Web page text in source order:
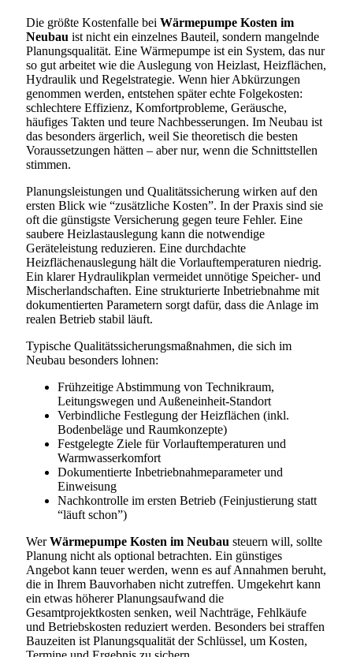
Die größte Kostenfalle bei Wärmepumpe Kosten im
Neubau ist nicht ein einzelnes Bauteil, sondern mangelnde
Planungsqualität. Eine Wärmepumpe ist ein System, das nur
so gut arbeitet wie die Auslegung von Heizlast, Heizflächen,
Hydraulik und Regelstrategie. Wenn hier Abkürzungen
genommen werden, entstehen später echte Folgekosten:
schlechtere Effizienz, Komfortprobleme, Geräusche,
häufiges Takten und teure Nachbesserungen. Im Neubau ist
das besonders ärgerlich, weil Sie theoretisch die besten
Voraussetzungen hätten – aber nur, wenn die Schnittstellen
stimmen.
Planungsleistungen und Qualitätssicherung wirken auf den
ersten Blick wie “zusätzliche Kosten”. In der Praxis sind sie
oft die günstigste Versicherung gegen teure Fehler. Eine
saubere Heizlastauslegung kann die notwendige
Geräteleistung reduzieren. Eine durchdachte
Heizflächenauslegung hält die Vorlauftemperaturen niedrig.
Ein klarer Hydraulikplan vermeidet unnötige Speicher- und
Mischerlandschaften. Eine strukturierte Inbetriebnahme mit
dokumentierten Parametern sorgt dafür, dass die Anlage im
realen Betrieb stabil läuft.
Typische Qualitätssicherungsmaßnahmen, die sich im
Neubau besonders lohnen:
Frühzeitige Abstimmung von Technikraum,
Leitungswegen und Außeneinheit-Standort
Verbindliche Festlegung der Heizflächen (inkl.
Bodenbeläge und Raumkonzepte)
Festgelegte Ziele für Vorlauftemperaturen und
Warmwasserkomfort
Dokumentierte Inbetriebnahmeparameter und
Einweisung
Nachkontrolle im ersten Betrieb (Feinjustierung statt
“läuft schon”)
WerWärmepumpe Kosten im Neubau steuern will, sollte
Planung nicht als optional betrachten. Ein günstiges
Angebot kann teuer werden, wenn es auf Annahmen beruht,
die in Ihrem Bauvorhaben nicht zutreffen. Umgekehrt kann
ein etwas höherer Planungsaufwand die
Gesamtprojektkosten senken, weil Nachträge, Fehlkäufe
und Betriebskosten reduziert werden. Besonders bei straffen
Bauzeiten ist Planungsqualität der Schlüssel, um Kosten,